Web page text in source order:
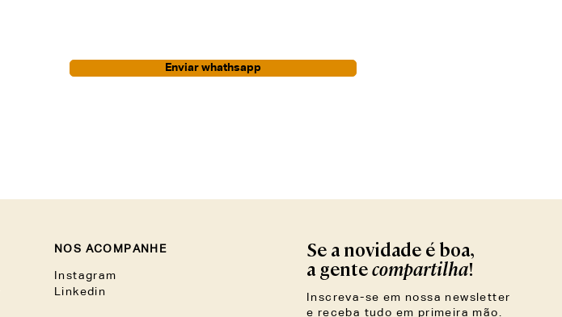
Enviar whathsapp
NOS ACOMPANHE
Instagram
Linkedin
Se a novidade é boa,
a gentecompartilha!
Inscreva-se em nossa newsletter
e receba tudo em primeira mão.